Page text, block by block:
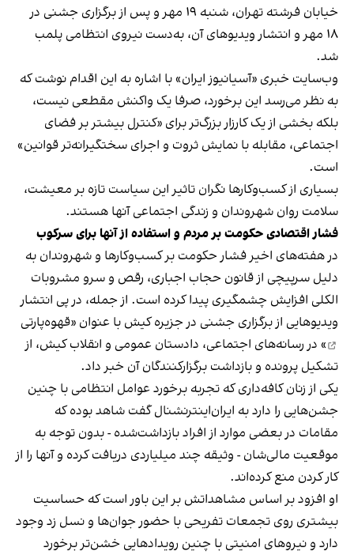
خیابان فرشته تهران، شنبه ۱۹ مهر و پس از برگزاری جشنی در
۱۸ مهر و انتشار ویدیوهای آن، به‌دست نیروی انتظامی پلمب
شد.
وب‌سایت خبری «آسیانیوز ایران» با اشاره به این اقدام نوشت که
به نظر می‌رسد این برخورد، صرفا یک واکنش مقطعی نیست،
بلکه بخشی از یک کارزار بزرگ‌تر برای «کنترل بیشتر بر فضای
اجتماعی، مقابله با نمایش ثروت و اجرای سختگیرانه‌تر قوانین»
است.
بسیاری از کسب‌وکارها نگران تاثیر این سیاست‌ تازه بر معیشت،
سلامت روان شهروندان و زندگی اجتماعی آنها هستند.
فشار اقتصادی حکومت بر مردم و استفاده از آنها برای سرکوب
در هفته‌های اخیر فشار حکومت بر کسب‌وکارها و شهروندان به
دلیل سرپیچی از قانون حجاب اجباری، رقص و سرو مشروبات
الکلی افزایش چشمگیری پیدا کرده است. از جمله، در پی انتشار
ویدیوهایی از برگزاری جشنی در جزیره کیش با عنوان «قهوه‌پارتی
» در رسانه‌های اجتماعی، دادستان عمومی و انقلاب کیش، از
تشکیل پرونده و بازداشت برگزارکنندگان آن خبر داد.
یکی از زنان کافه‌داری که تجربه برخورد عوامل انتظامی با چنین
جشن‌هایی را دارد به ایران‌اینترنشنال گفت شاهد بوده که
مقامات در بعضی موارد از افراد بازداشت‌‌شده - بدون توجه به
موقعیت مالی‌شان - وثیقه چند میلیاردی دریافت کرده و آنها را از
کار کردن منع کرده‌اند.
او افزود بر اساس مشاهداتش بر این باور است که حساسیت
بیشتری روی تجمعات تفریحی با حضور جوان‌ها و نسل زد وجود
دارد و نیروهای امنیتی با چنین رویدادهایی خشن‌تر برخورد